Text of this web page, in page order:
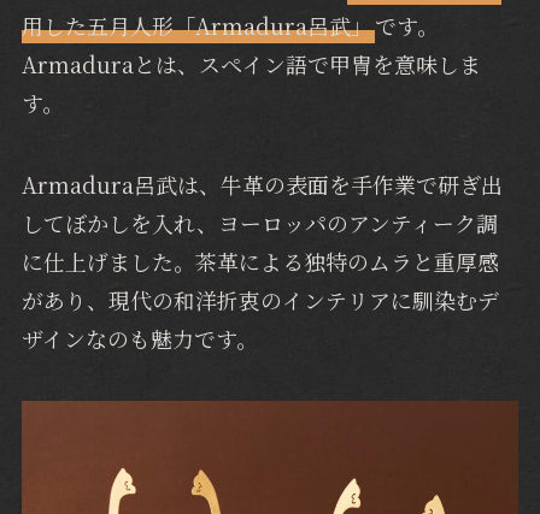
用した五月人形「Armadura呂武」です。
Armaduraとは、スペイン語で甲冑を意味しま
す。
Armadura呂武は、牛革の表面を手作業で研ぎ出
してぼかしを入れ、ヨーロッパのアンティーク調
に仕上げました。茶革による独特のムラと重厚感
があり、現代の和洋折衷のインテリアに馴染むデ
ザインなのも魅力です。